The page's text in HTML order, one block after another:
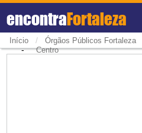
encontraFortaleza
Início / Órgãos Públicos Fortaleza
-Centro